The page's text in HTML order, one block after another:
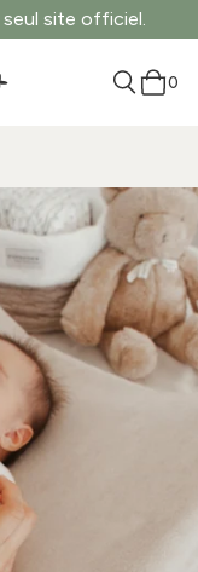
site officiel.
0